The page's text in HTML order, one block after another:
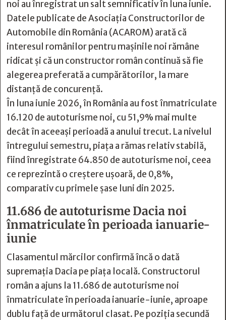
noi au înregistrat un salt semnificativ în luna iunie.
Datele publicate de Asociația Constructorilor de
Automobile din România (ACAROM) arată că
interesul românilor pentru mașinile noi rămâne
ridicat și că un constructor român continuă să fie
alegerea preferată a cumpărătorilor, la mare
distanță de concurență.
În luna iunie 2026, în România au fost înmatriculate
16.120 de autoturisme noi, cu 51,9% mai multe
decât în aceeași perioadă a anului trecut. La nivelul
întregului semestru, piața a rămas relativ stabilă,
fiind înregistrate 64.850 de autoturisme noi, ceea
ce reprezintă o creștere ușoară, de 0,8%,
comparativ cu primele șase luni din 2025.
11.686 de autoturisme Dacia noi
înmatriculate în perioada ianuarie-
iunie
Clasamentul mărcilor confirmă încă o dată
supremația Dacia pe piața locală. Constructorul
român a ajuns la 11.686 de autoturisme noi
înmatriculate în perioada ianuarie-iunie, aproape
dublu față de următorul clasat. Pe poziția secundă